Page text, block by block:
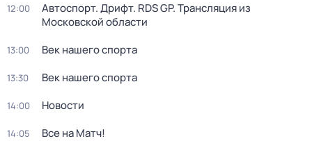
12:00
Автоспорт. Дрифт. RDS GP. Трансляция из
Московской области
13:00 Век нашего спорта
13:30 Век нашего спорта
14:00 Новости
14:05 Все на Матч!